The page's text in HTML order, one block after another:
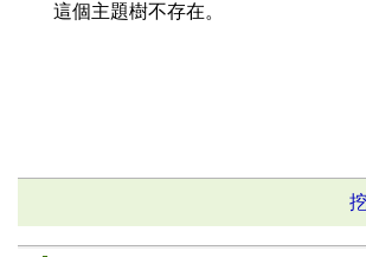
這個主題樹不存在。